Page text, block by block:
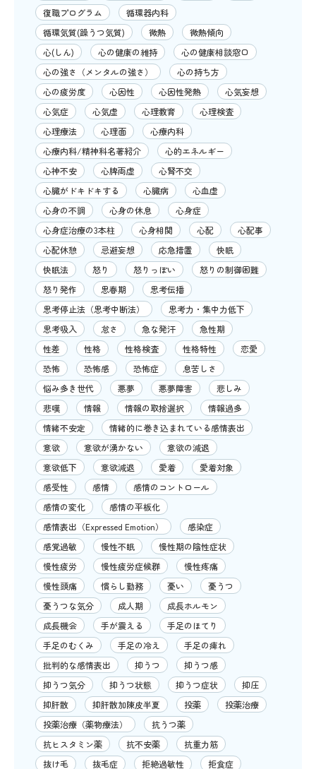
復職プログラム
循環器内科
循環気質(躁うつ気質)
微熱
微熱傾向
心(しん)
心の健康の維持
心の健康相談窓口
心の強さ（メンタルの強さ）
心の持ち方
心の疲労度
心因性 心因性発熱
心気妄想
心気症
心気虚 心理教育
心理検査
心理療法
心理面
心療内科
心療内科/精神科名著紹介
心的エネルギー
心神不安
心脾両虚
心腎不交
心臓がドキドキする
心臓病
心血虚
心身の不調
心身の休息
心身症
心身症治療の3本柱
心身相関 心配
心配事
心配休憩
忌避妄想 応急措置
快眠
快眠法
怒り 怒りっぽい
怒りの制御困難
怒り発作
思春期
思考伝播
思考停止法（思考中断法）
思考力・集中力低下
思考吸入
怠さ 急な発汗
急性期
性差
性格 性格検査 性格特性
恋愛
恐怖
恐怖感 恐怖症
息苦しさ
悩み多き世代
悪夢 悪夢障害
悲しみ
悲嘆
情報 情報の取捨選択
情報過多
情緒不安定
情緒的に巻き込まれている感情表出
意欲
意欲が湧かない
意欲の減退
意欲低下
意欲減退 愛着
愛着対象
感受性
感情
感情のコントロール
感情の変化
感情の平板化
感情表出（Expressed Emotion）
感染症
感覚過敏
慢性不眠
慢性期の陰性症状
慢性疲労
慢性疲労症候群
慢性疼痛
慢性頭痛
慣らし勤務 憂い
憂うつ
憂うつな気分
成人期
成長ホルモン
成長機会
手が震える
手足のほてり
手足のむくみ
手足の冷え
手足の痺れ
批判的な感情表出
抑うつ
抑うつ感
抑うつ気分
抑うつ状態 抑うつ症状
抑圧
抑肝散
抑肝散加陳皮半夏 投薬
投薬治療
投薬治療（薬物療法）
抗うつ薬
抗ヒスタミン薬
抗不安薬
抗重力筋
抜け毛
抜毛症 拒絶過敏性 拒食症